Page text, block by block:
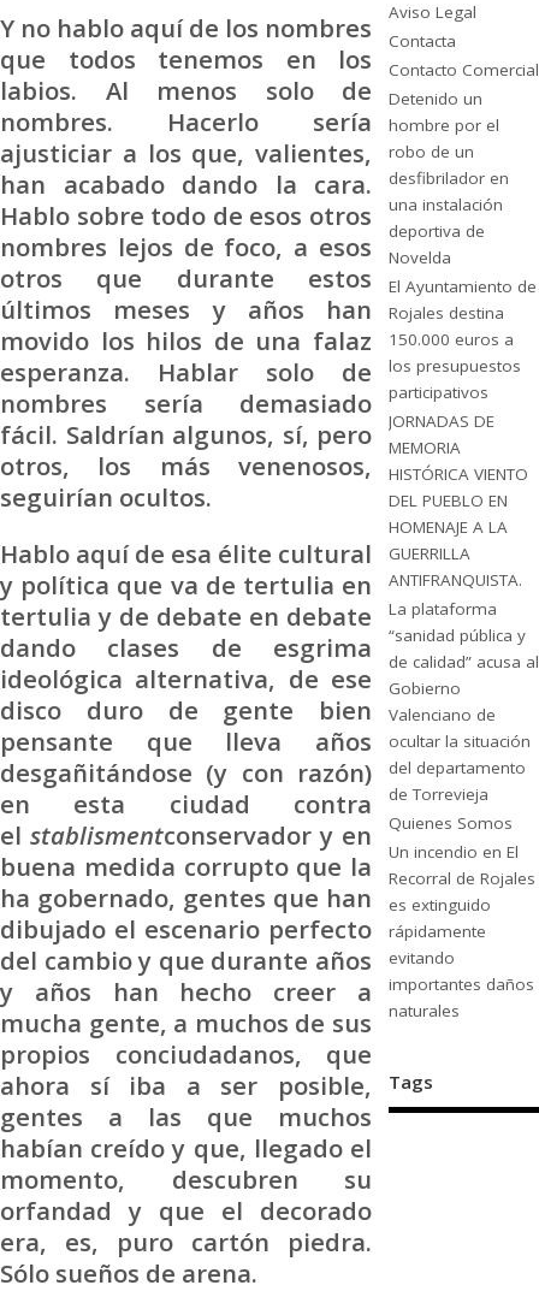
Y no hablo aquí de los nombres
que todos tenemos en los
labios. Al menos solo de
nombres. Hacerlo sería
ajusticiar a los que, valientes,
han acabado dando la cara.
Hablo sobre todo de esos otros
nombres lejos de foco, a esos
otros que durante estos
últimos meses y años han
movido los hilos de una falaz
esperanza. Hablar solo de
nombres sería demasiado
fácil. Saldrían algunos, sí, pero
otros, los más venenosos,
seguirían ocultos.
Hablo aquí de esa élite cultural
y política que va de tertulia en
tertulia y de debate en debate
dando clases de esgrima
ideológica alternativa, de ese
disco duro de gente bien
pensante que lleva años
desgañitándose (y con razón)
en esta ciudad contra
elstablismentconservador y en
buena medida corrupto que la
ha gobernado, gentes que han
dibujado el escenario perfecto
del cambio y que durante años
y años han hecho creer a
mucha gente, a muchos de sus
propios conciudadanos, que
ahora sí iba a ser posible,
gentes a las que muchos
habían creído y que, llegado el
momento, descubren su
orfandad y que el decorado
era, es, puro cartón piedra.
Sólo sueños de arena.
Aviso Legal
Contacta
Contacto Comercial
Detenido un
hombre por el
robo de un
desfibrilador en
una instalación
deportiva de
Novelda
El Ayuntamiento de
Rojales destina
150.000 euros a
los presupuestos
participativos
JORNADAS DE
MEMORIA
HISTÓRICA VIENTO
DEL PUEBLO EN
HOMENAJE A LA
GUERRILLA
ANTIFRANQUISTA.
La plataforma
“sanidad pública y
de calidad” acusa al
Gobierno
Valenciano de
ocultar la situación
del departamento
de Torrevieja
Quienes Somos
Un incendio en El
Recorral de Rojales
es extinguido
rápidamente
evitando
importantes daños
naturales
Tags